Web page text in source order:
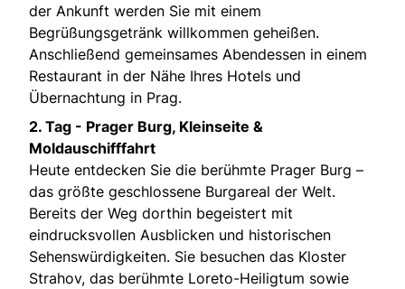
der Ankunft werden Sie mit einem
Begrüßungsgetränk willkommen geheißen.
Anschließend gemeinsames Abendessen in einem
Restaurant in der Nähe Ihres Hotels und
Übernachtung in Prag.
2. Tag - Prager Burg, Kleinseite &
Moldauschifffahrt
Heute entdecken Sie die berühmte Prager Burg –
das größte geschlossene Burgareal der Welt.
Bereits der Weg dorthin begeistert mit
eindrucksvollen Ausblicken und historischen
Sehenswürdigkeiten. Sie besuchen das Kloster
Strahov, das berühmte Loreto-Heiligtum sowie